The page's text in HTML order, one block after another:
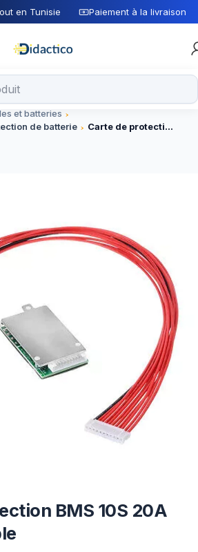
en Tunisie Paiement à la livraison
et batteries
de batterie
Carte de protection BMS 10S 20A 36V avec cable
BMS 10S 20A